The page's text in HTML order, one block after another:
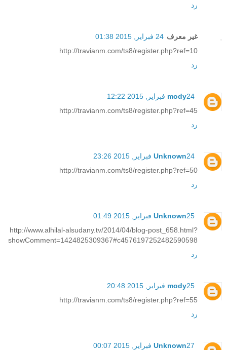
رد
غير معرف 24 فبراير, 2015 01:38
http://travianm.com/ts8/register.php?ref=10
رد
mody24 فبراير, 2015 12:22
http://travianm.com/ts8/register.php?ref=45
رد
Unknown24 فبراير, 2015 23:26
http://travianm.com/ts8/register.php?ref=50
رد
Unknown25 فبراير, 2015 01:49
http://www.alhilal-alsudany.tv/2014/04/blog-post_658.html?
showComment=1424825309367#c4576197252482590598
رد
mody25 فبراير, 2015 20:48
http://travianm.com/ts8/register.php?ref=55
رد
Unknown27 فبراير, 2015 00:07